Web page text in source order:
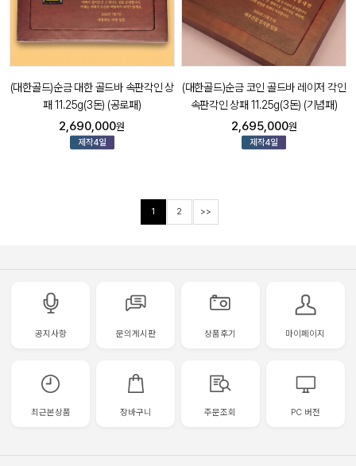
(대한골드)순금 대한 골드바 속판각인 상
패 11.25g(3돈) (공로패)
2,690,000원
(대한골드)순금 코인 골드바 레이저 각인
속판각인 상패 11.25g(3돈) (기념패)
2,695,000원
1 2 >>
공지사항 문의게시판 상품후기 마이페이지
최근본상품 장바구니 주문조회 PC 버전